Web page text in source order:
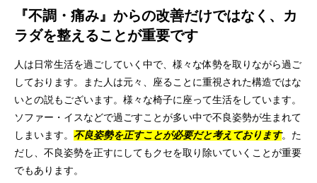
『不調・痛み』からの改善だけではなく、カ
ラダを整えることが重要です
人は日常生活を過ごしていく中で、様々な体勢を取りながら過ご
しております。また人は元々、座ることに重視された構造ではな
いとの説もございます。様々な椅子に座って生活をしています。
ソファー・イスなどで過ごすことが多い中で不良姿勢が生まれて
しまいます。 不良姿勢を正すことが必要だと考えております。た
だし、不良姿勢を正すにしてもクセを取り除いていくことが重要
でもあります。